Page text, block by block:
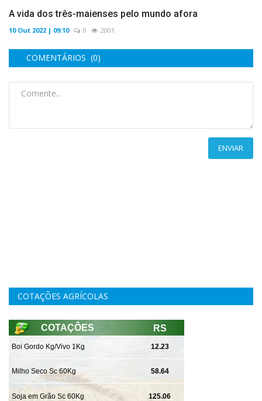
A vida dos três-maienses pelo mundo afora
10 Out 2022 | 09:10 0 2001
COMENTÁRIOS (0)
ENVIAR
COTAÇÕES AGRÍCOLAS